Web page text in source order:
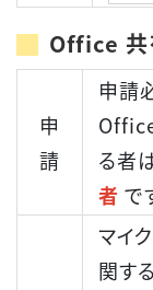
Office 共
申
請
申請
る者
者 で
マイ
関す